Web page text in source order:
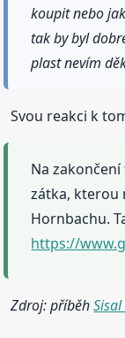
koupit nebo
tak by byl
plast nevím
Svou reakci k
Na
zátka, kterou
Hornbachu.
https://
Zdroj: příběh